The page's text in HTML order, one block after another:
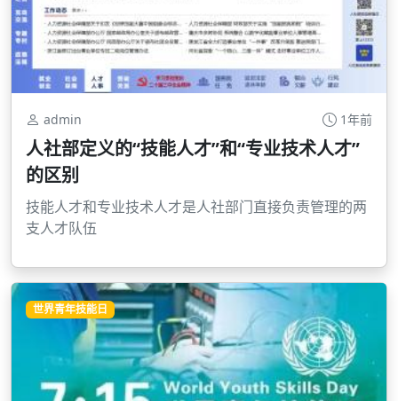
admin 1年前
人社部定义的“技能人才”和“专业技术人才”
的区别
技能人才和专业技术人才是人社部门直接负责管理的两
支人才队伍
世界青年技能日